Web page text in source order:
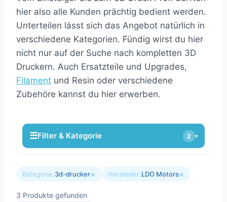
hier also alle Kunden prächtig bedient werden.
Unterteilen lässt sich das Angebot natürlich in
verschiedene Kategorien. Fündig wirst du hier
nicht nur auf der Suche nach kompletten 3D
Druckern. Auch Ersatzteile und Upgrades,
Filament und Resin oder verschiedene
Zubehöre kannst du hier erwerben.
☰Filter & Kategorie 2 ▾
Kategorie:3d-drucker× Hersteller:LDO Motors×
3 Produkte gefunden